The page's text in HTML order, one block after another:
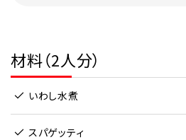
材料（2人分）
いわし水煮
スパゲッティ